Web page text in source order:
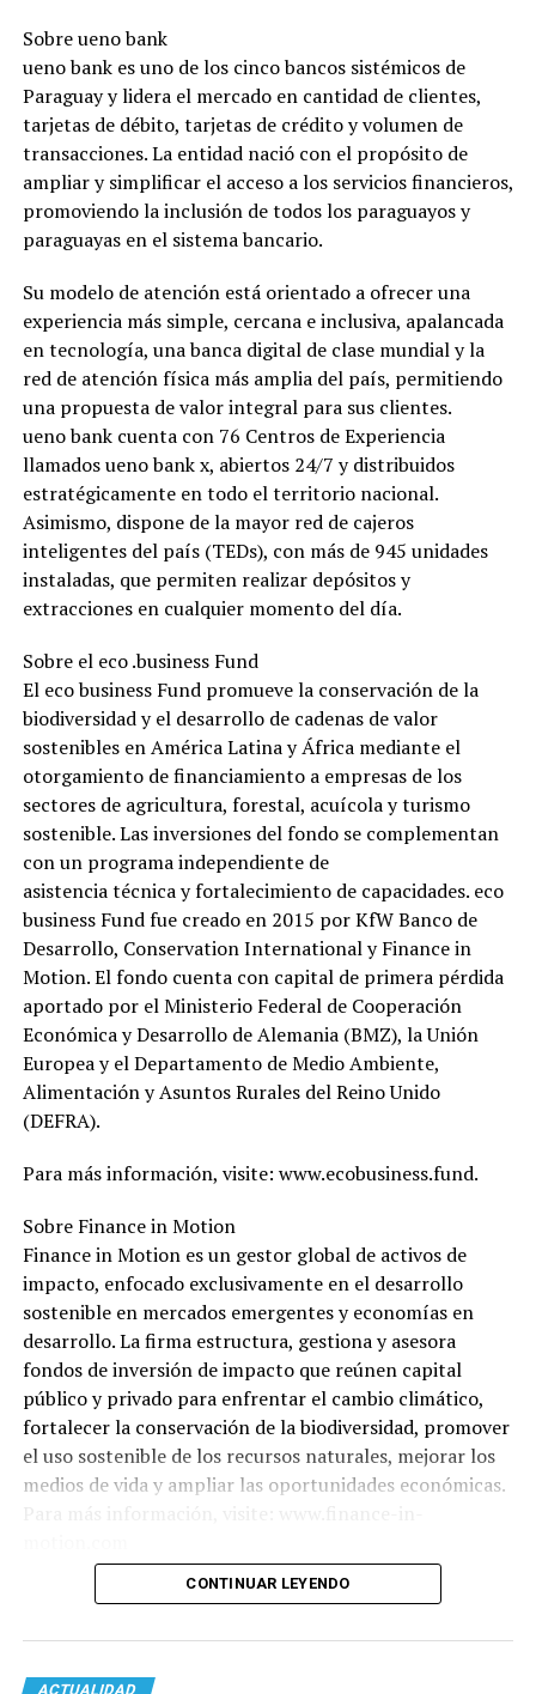
Sobre ueno bank
ueno bank es uno de los cinco bancos sistémicos de
Paraguay y lidera el mercado en cantidad de clientes,
tarjetas de débito, tarjetas de crédito y volumen de
transacciones. La entidad nació con el propósito de
ampliar y simplificar el acceso a los servicios financieros,
promoviendo la inclusión de todos los paraguayos y
paraguayas en el sistema bancario.
Su modelo de atención está orientado a ofrecer una
experiencia más simple, cercana e inclusiva, apalancada
en tecnología, una banca digital de clase mundial y la
red de atención física más amplia del país, permitiendo
una propuesta de valor integral para sus clientes.
ueno bank cuenta con 76 Centros de Experiencia
llamados ueno bank x, abiertos 24/7 y distribuidos
estratégicamente en todo el territorio nacional.
Asimismo, dispone de la mayor red de cajeros
inteligentes del país (TEDs), con más de 945 unidades
instaladas, que permiten realizar depósitos y
extracciones en cualquier momento del día.
Sobre el eco .business Fund
El eco business Fund promueve la conservación de la
biodiversidad y el desarrollo de cadenas de valor
sostenibles en América Latina y África mediante el
otorgamiento de financiamiento a empresas de los
sectores de agricultura, forestal, acuícola y turismo
sostenible. Las inversiones del fondo se complementan
con un programa independiente de
asistencia técnica y fortalecimiento de capacidades. eco
business Fund fue creado en 2015 por KfW Banco de
Desarrollo, Conservation International y Finance in
Motion. El fondo cuenta con capital de primera pérdida
aportado por el Ministerio Federal de Cooperación
Económica y Desarrollo de Alemania (BMZ), la Unión
Europea y el Departamento de Medio Ambiente,
Alimentación y Asuntos Rurales del Reino Unido
(DEFRA).
Para más información, visite: www.ecobusiness.fund.
Sobre Finance in Motion
Finance in Motion es un gestor global de activos de
impacto, enfocado exclusivamente en el desarrollo
sostenible en mercados emergentes y economías en
desarrollo. La firma estructura, gestiona y asesora
fondos de inversión de impacto que reúnen capital
público y privado para enfrentar el cambio climático,
fortalecer la conservación de la biodiversidad, promover
el uso sostenible de los recursos naturales, mejorar los
medios de vida y ampliar las oportunidades económicas.
CONTINUAR LEYENDO
ACTUALIDAD